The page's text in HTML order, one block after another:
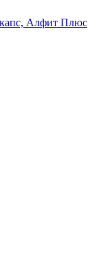
капс, Алфит Плюс